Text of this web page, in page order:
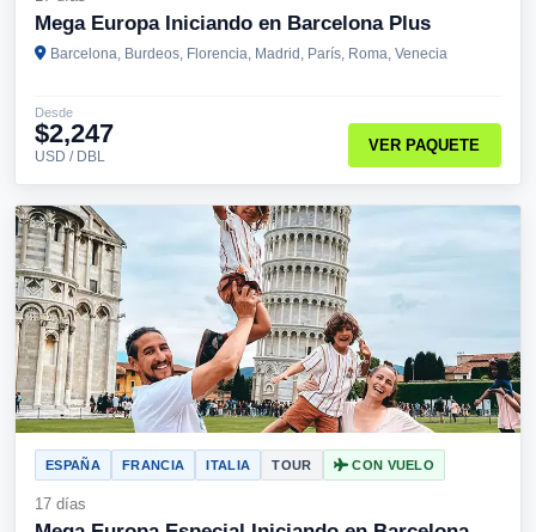
Mega Europa Iniciando en Barcelona Plus
Barcelona, Burdeos, Florencia, Madrid, París, Roma, Venecia
Desde
$2,247
USD / DBL
VER PAQUETE
ESPAÑA FRANCIA ITALIA TOUR CON VUELO
17 días